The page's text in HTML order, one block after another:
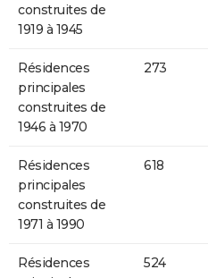
construites de
1919 à 1945
Résidences
principales
construites de
1946 à 1970
273
Résidences
principales
construites de
1971 à 1990
618
Résidences
524